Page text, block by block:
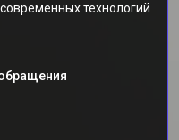
технологий